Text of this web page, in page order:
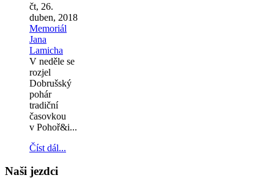
čt, 26.
duben, 2018
Memoriál
Jana
Lamicha
V neděle se
rozjel
Dobrušský
pohár
tradiční
časovkou
v Pohoř&i...
Číst dál...
Naši jezdci